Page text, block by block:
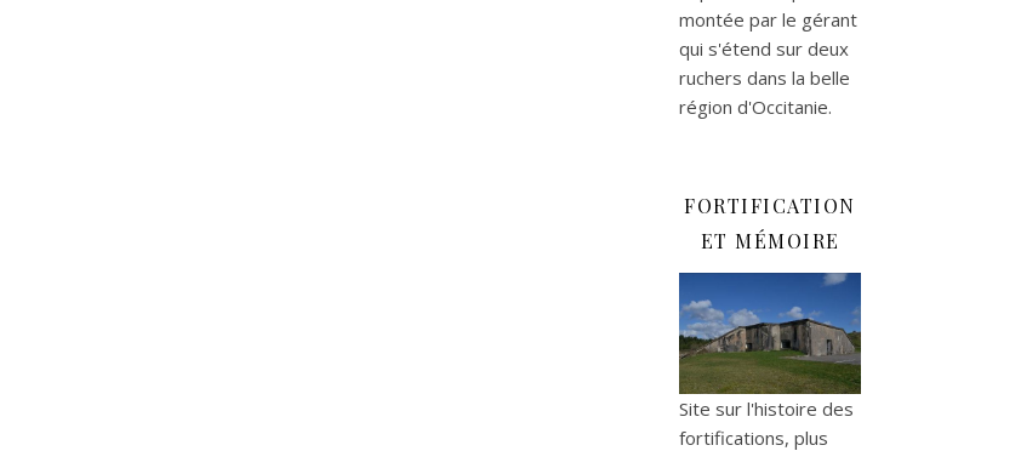
montée par le gérant
qui s'étend sur deux
ruchers dans la belle
région d'Occitanie.
FORTIFICATION
ET MÉMOIRE
Site sur l'histoire des
fortifications, plus